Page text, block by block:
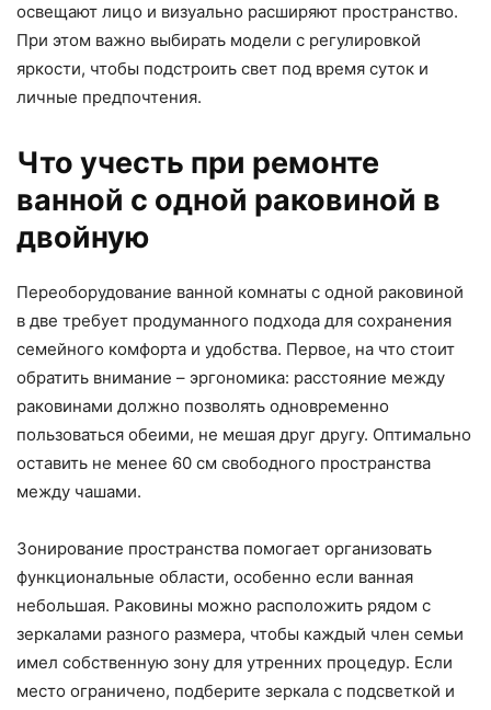
освещают лицо и визуально расширяют пространство.
При этом важно выбирать модели с регулировкой
яркости, чтобы подстроить свет под время суток и
личные предпочтения.
Что учесть при ремонте
ванной с одной раковиной в
двойную
Переоборудование ванной комнаты с одной раковиной
в две требует продуманного подхода для сохранения
семейного комфорта и удобства. Первое, на что стоит
обратить внимание – эргономика: расстояние между
раковинами должно позволять одновременно
пользоваться обеими, не мешая друг другу. Оптимально
оставить не менее 60 см свободного пространства
между чашами.
Зонирование пространства помогает организовать
функциональные области, особенно если ванная
небольшая. Раковины можно расположить рядом с
зеркалами разного размера, чтобы каждый член семьи
имел собственную зону для утренних процедур. Если
место ограничено, подберите зеркала с подсветкой и